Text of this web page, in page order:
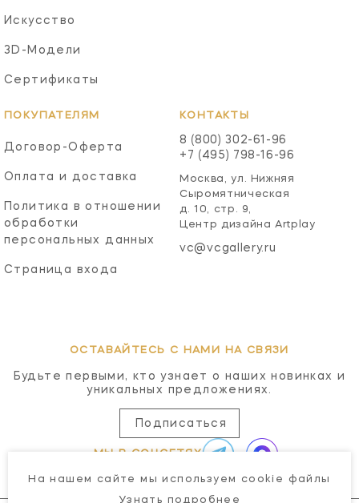
Искусство
3D-Модели
Сертификаты
ПОКУПАТЕЛЯМ
Договор-Оферта
Оплата и доставка
Политика в отношении
обработки
персональных данных
Страница входа
КОНТАКТЫ
8 (800) 302-61-96
+7 (495) 798-16-96
Москва, ул. Нижняя
Сыромятническая
д. 10, стр. 9,
Центр дизайна Artplay
vc@vcgallery.ru
ОСТАВАЙТЕСЬ С НАМИ НА СВЯЗИ
Будьте первыми, кто узнает о наших новинках и
уникальных предложениях.
Подписаться
МЫ В СОЦСЕТЯХ
На нашем сайте мы используем cookie файлы
Узнать подробнее